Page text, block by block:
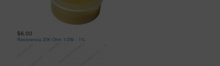
$6.00
Resistencia 20K Ohm 1/2W - 1%